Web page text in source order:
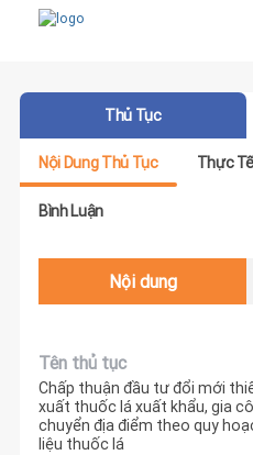
Thủ Tục
Nội Dung Thủ Tục Thực
Bình Luận
Nội dung
Tên thủ tục
Chấp thuận đầu tư đổi mới
xuất thuốc lá xuất khẩu, gia
chuyển địa điểm theo quy
liệu thuốc lá